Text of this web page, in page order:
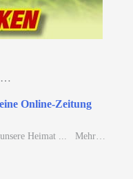
…
Online-Zeitung
Heimat ... Mehr…